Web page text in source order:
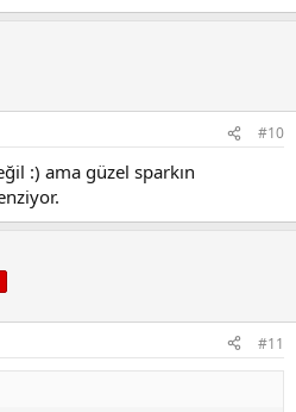
#10
:) ama güzel sparkın
#11